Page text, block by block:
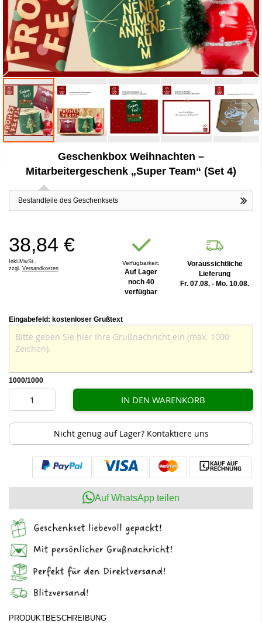
Geschenkbox Weihnachten –
Mitarbeitergeschenk „Super Team“ (Set 4)
Bestandteile des Geschenksets
38,84 €
Inkl.MwSt.,
zzgl. Versandkosten
Verfügbarkeit:
Auf Lager
noch 40
verfügbar
Voraussichtliche
Lieferung
Fr. 07.08. - Mo. 10.08.
Eingabefeld: kostenloser Grußtext
1000/1000
IN DEN WARENKORB
Nicht genug auf Lager? Kontaktiere uns
Auf WhatsApp teilen
PRODUKTBESCHREIBUNG